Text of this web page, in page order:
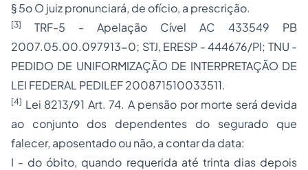
§ 5o O juiz pronunciará, de ofício, a prescrição.
[3]
TRF-5 - Apelação Cível AC 433549 PB
2007.05.00.097913-0; STJ, ERESP - 444676/PI; TNU -
PEDIDO DE UNIFORMIZAÇÃO DE INTERPRETAÇÃO DE
LEI FEDERAL PEDILEF 200871510033511.
[4] Lei 8213/91 Art. 74. A pensão por morte será devida
ao conjunto dos dependentes do segurado que
falecer, aposentado ou não, a contar da data:
I - do óbito, quando requerida até trinta dias depois